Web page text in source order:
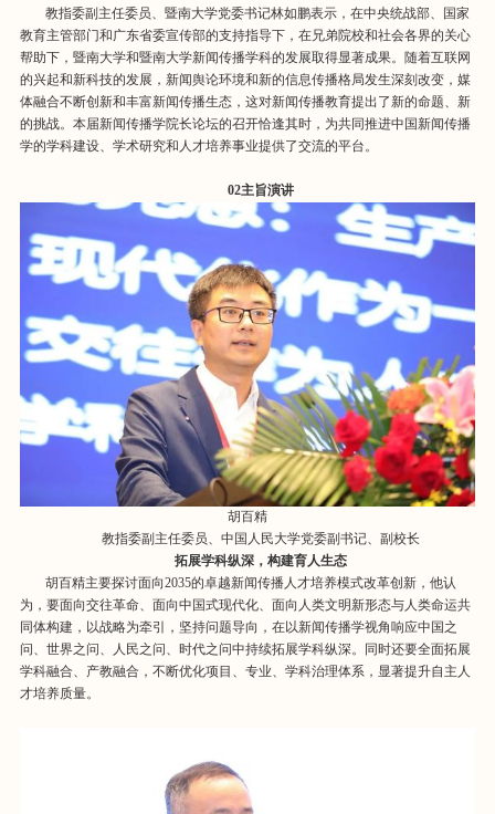
教指委副主任委员、暨南大学党委书记林如鹏表示，在中央统战部、国家
教育主管部门和广东省委宣传部的支持指导下，在兄弟院校和社会各界的关心
帮助下，暨南大学和暨南大学新闻传播学科的发展取得显著成果。随着互联网
的兴起和新科技的发展，新闻舆论环境和新的信息传播格局发生深刻改变，媒
体融合不断创新和丰富新闻传播生态，这对新闻传播教育提出了新的命题、新
的挑战。本届新闻传播学院长论坛的召开恰逢其时，为共同推进中国新闻传播
学的学科建设、学术研究和人才培养事业提供了交流的平台。
02主旨演讲
胡百精
教指委副主任委员、中国人民大学党委副书记、副校长
拓展学科纵深，构建育人生态
胡百精主要探讨面向2035的卓越新闻传播人才培养模式改革创新，他认
为，要面向交往革命、面向中国式现代化、面向人类文明新形态与人类命运共
同体构建，以战略为牵引，坚持问题导向，在以新闻传播学视角响应中国之
问、世界之问、人民之问、时代之问中持续拓展学科纵深。同时还要全面拓展
学科融合、产教融合，不断优化项目、专业、学科治理体系，显著提升自主人
才培养质量。